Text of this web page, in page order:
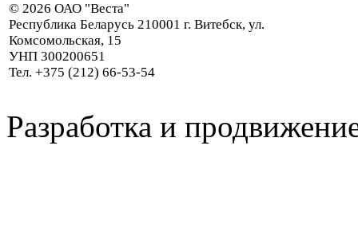
© 2026 ОАО "Веста"
Республика Беларусь 210001 г. Витебск, ул.
Комсомольская, 15
УНП 300200651
Тел. +375 (212) 66-53-54
Разработка и